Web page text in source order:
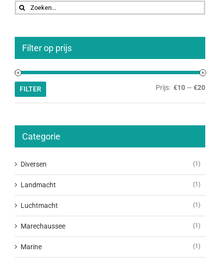
Zoeken
naar:
Filter op prijs
Min.
Max.
FILTER Prijs: €10 — €20
Categorie
Diversen (1)
Landmacht (1)
Luchtmacht (1)
Marechaussee (1)
Marine (1)